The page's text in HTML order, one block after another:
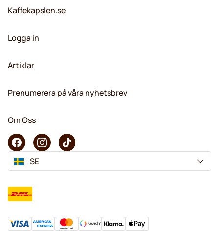
Kaffekapslen.se
Logga in
Artiklar
Prenumerera på våra nyhetsbrev
Om Oss
SE